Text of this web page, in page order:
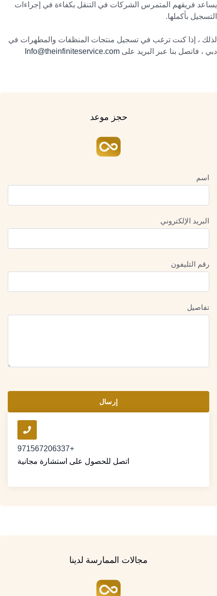
يساعد فريقهم المتمرس الشركات في التنقل بكفاءة في إجراءات
التسجيل بأكملها.
لذلك ، إذا كنت ترغب في تسجيل منتجات المنظفات والمطهرات في
دبي ، فاتصل بنا عبر البريد على Info@theinfiniteservice.com
حجز موعد
اسم
البريد الإلكتروني
رقم التليفون
تفاصيل
إرسال
+971567206337
اتصل للحصول على استشارة مجانية
مجالات الممارسة لدينا